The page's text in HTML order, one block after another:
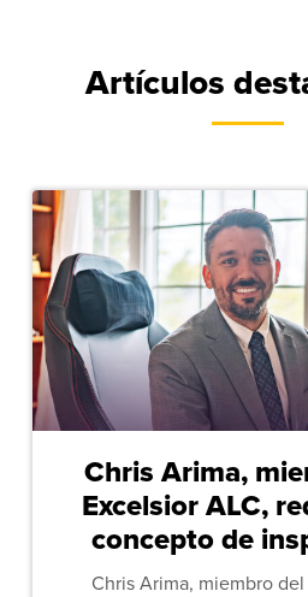
Artículos
Chris Arima,
Excelsior ALC,
concepto de
Chris Arima, miembro